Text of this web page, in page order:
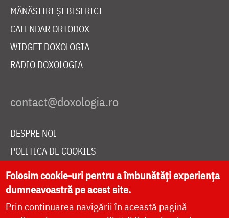
MĂNĂSTIRI ȘI BISERICI
CALENDAR ORTODOX
WIDGET DOXOLOGIA
RADIO DOXOLOGIA
DESPRE NOI
POLITICA DE COOKIES
DONEAZĂ ONLINE PENTRU CATEDRALA NAȚIONALĂ
LIVE
Folosim cookie-uri pentru a îmbunătăți experiența
dumneavoastră pe acest site.
Prin continuarea navigării în această pagină